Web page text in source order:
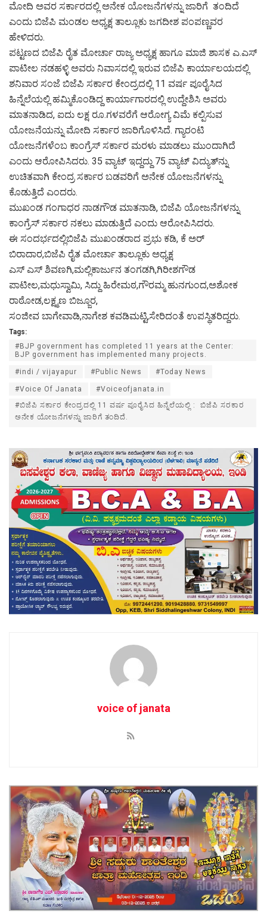
ಮೋದಿ ಅವರ ಸರ್ಕಾರದಲ್ಲಿ ಅನೇಕ ಯೋಜನೆಗಳನ್ನು ಜಾರಿಗೆ ತಂದಿದೆ
ಎಂದು ಬಿಜೆಪಿ ಮಂಡಲ ಅಧ್ಯಕ್ಷ ತಾಲ್ಲೂಕು ಜಗದೀಶ ಪಂಪಣ್ಣವರ
ಹೇಳಿದರು.
ಪಟ್ಟಣದ ಬಿಜೆಪಿ ರೈತ ಮೋರ್ಚಾ ರಾಜ್ಯ ಅಧ್ಯಕ್ಷ ಹಾಗೂ ಮಾಜಿ ಶಾಸಕ ಎ.ಎಸ್
ಪಾಟೀಲ ನಡಹಳ್ಳಿ ಅವರು ನಿವಾಸದಲ್ಲಿ ಇರುವ ಬಿಜೆಪಿ ಕಾರ್ಯಾಲಯದಲ್ಲಿ
ಶನಿವಾರ ಸಂಜೆ ಬಿಜೆಪಿ ಸರ್ಕಾರ ಕೇಂದ್ರದಲ್ಲಿ 11 ವರ್ಷ ಪೂರೈಸಿದ
ಹಿನ್ನೆಲೆಯಲ್ಲಿ ಹಮ್ಮಿಕೊಂಡಿದ್ದ ಕಾರ್ಯಾಗಾರದಲ್ಲಿ ಉದ್ದೇಶಿಸಿ ಅವರು
ಮಾತನಾಡಿದ, ಐದು ಲಕ್ಷ ರೂ.ಗಳವರೆಗೆ ಆರೋಗ್ಯ ವಿಮೆ ಕಲ್ಪಿಸುವ
ಯೋಜನೆಯನ್ನು ಮೋದಿ ಸರ್ಕಾರ ಜಾರಿಗೊಳಿಸಿದೆ. ಗ್ಯಾರಂಟಿ
ಯೋಜನೆಗಳೆಂಬ ಕಾಂಗ್ರೆಸ್‌ ಸರ್ಕಾರ ಮರಳು ಮಾಡಲು ಮುಂದಾಗಿದೆ
ಎಂದು ಆರೋಪಿಸಿದರು. 35 ವ್ಯಾಟ್ ಇದ್ದದ್ದು 75 ವ್ಯಾಟ್ ವಿದ್ಯುತ್‌ನ್ನು
ಉಚಿತವಾಗಿ ಕೇಂದ್ರ ಸರ್ಕಾರ ಬಡವರಿಗೆ ಅನೇಕ ಯೋಜನೆಗಳನ್ನು
ಕೊಡುತ್ತಿದೆ ಎಂದರು.
ಮುಖಂಡ ಗಂಗಾಧರ ನಾಡಗೌಡ ಮಾತನಾಡಿ, ಬಿಜೆಪಿ ಯೋಜನೆಗಳನ್ನು
ಕಾಂಗ್ರೆಸ್ ಸರ್ಕಾರ ನಕಲು ಮಾಡುತ್ತಿದೆ ಎಂದು ಆರೋಪಿಸಿದರು.
ಈ ಸಂದರ್ಭದಲ್ಲಿಬಿಜೆಪಿ ಮುಖಂಡರಾದ ಪ್ರಭು ಕಡಿ, ಕೆ ಅರ್
ಬಿರಾದಾರ,ಬಿಜೆಪಿ ರೈತ ಮೋರ್ಚಾ ತಾಲ್ಲೂಕು ಅಧ್ಯಕ್ಷ
ಎಸ್ ಎಸ್ ಶಿವಣಗಿ,ಮಲ್ಲಿಕಾರ್ಜುನ ತಂಗಡಗಿ,ಗಿರೀಶಗೌಡ
ಪಾಟೀಲ,ಮಧುಸ್ವಾಮಿ, ಸಿದ್ದು ಹಿರೇಮಠ,ಗೌರಮ್ಮ ಹುನಗುಂದ,ಅಶೋಕ
ರಾಠೋಡ,ಲಕ್ಷ್ಮಣ ಬಿಜ್ಜೂರ,
ಸಂಜೀವ ಬಾಗೇವಾಡಿ,ನಾಗೇಶ ಕವಡಿಮಟ್ಟಿ,ಸೇರಿದಂತೆ ಉಪಸ್ಥಿತರಿದ್ದರು.
Tags:
#BJP government has completed 11 years at the Center:
BJP government has implemented many projects.
#indi / vijayapur #Public News #Today News
#Voice Of Janata
#Voiceofjanata.in
#ಬಿಜೆಪಿ ಸರ್ಕಾರ ಕೇಂದ್ರದಲ್ಲಿ 11 ವರ್ಷ ಪೂರೈಸಿದ ಹಿನ್ನೆಲೆಯಲ್ಲಿ : ಬಿಜೆಪಿ ಸರಕಾರ
ಅನೇಕ ಯೋಜನೆಗಳನ್ನು ಜಾರಿಗೆ ತಂದಿದೆ.
voice of janata